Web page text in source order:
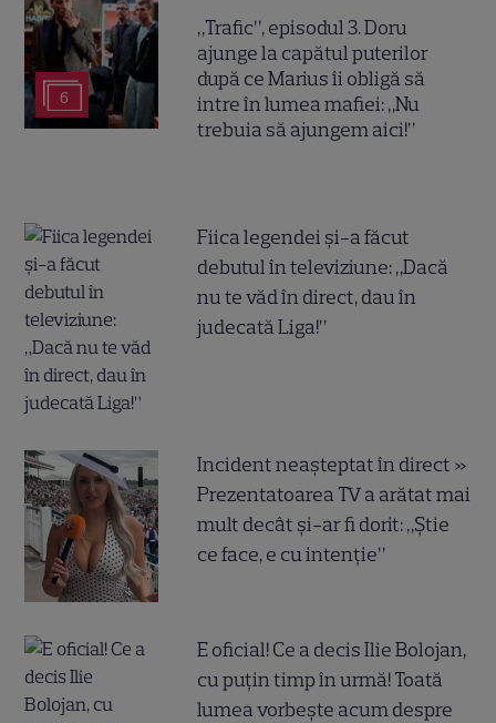
6
„Trafic”, episodul 3. Doru
ajunge la capătul puterilor
după ce Marius îi obligă să
intre în lumea mafiei: „Nu
trebuia să ajungem aici!”
Fiica legendei și-a făcut
debutul în televiziune: „Dacă
nu te văd în direct, dau în
judecată Liga!”
Incident neașteptat în direct »
Prezentatoarea TV a arătat mai
mult decât și-ar fi dorit: „Știe
ce face, e cu intenție”
E oficial! Ce a decis Ilie Bolojan,
cu puțin timp în urmă! Toată
lumea vorbește acum despre